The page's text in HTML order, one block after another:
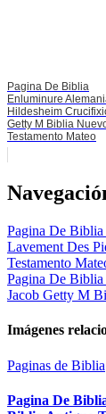
Pagina De Biblia
Enluminure
Hildesheim
Getty M Biblia
Testamento Mateo
Pagina De
Lavement Des
Testamento
Pagina De
Jacob Getty M
Imágenes
Paginas de Biblia
Pagina De